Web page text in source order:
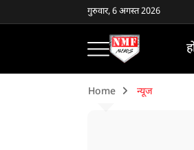
गुरुवार, 6 अगस्त 2026
Home न्यूज